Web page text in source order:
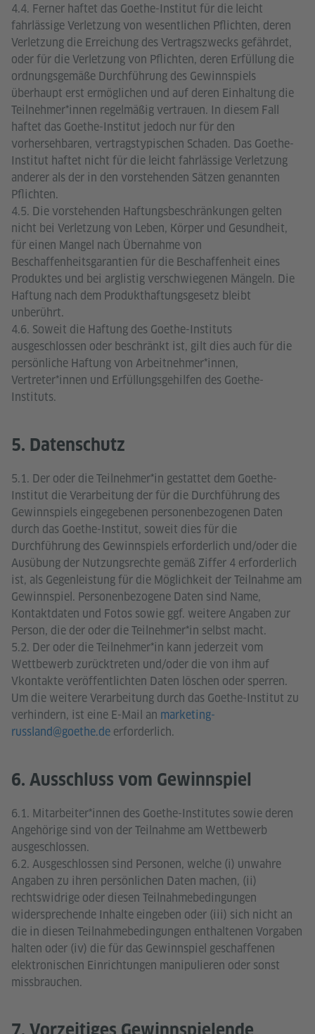
4.4. Ferner haftet das Goethe-Institut für die leicht
fahrlässige Verletzung von wesentlichen Pflichten, deren
Verletzung die Erreichung des Vertragszwecks gefährdet,
oder für die Verletzung von Pflichten, deren Erfüllung die
ordnungsgemäße Durchführung des Gewinnspiels
überhaupt erst ermöglichen und auf deren Einhaltung die
Teilnehmer*innen regelmäßig vertrauen. In diesem Fall
haftet das Goethe-Institut jedoch nur für den
vorhersehbaren, vertragstypischen Schaden. Das Goethe-
Institut haftet nicht für die leicht fahrlässige Verletzung
anderer als der in den vorstehenden Sätzen genannten
Pflichten.
4.5. Die vorstehenden Haftungsbeschränkungen gelten
nicht bei Verletzung von Leben, Körper und Gesundheit,
für einen Mangel nach Übernahme von
Beschaffenheitsgarantien für die Beschaffenheit eines
Produktes und bei arglistig verschwiegenen Mängeln. Die
Haftung nach dem Produkthaftungsgesetz bleibt
unberührt.
4.6. Soweit die Haftung des Goethe-Instituts
ausgeschlossen oder beschränkt ist, gilt dies auch für die
persönliche Haftung von Arbeitnehmer*innen,
Vertreter*innen und Erfüllungsgehilfen des Goethe-
Instituts.
5. Datenschutz
5.1. Der oder die Teilnehmer*in gestattet dem Goethe-
Institut die Verarbeitung der für die Durchführung des
Gewinnspiels eingegebenen personenbezogenen Daten
durch das Goethe-Institut, soweit dies für die
Durchführung des Gewinnspiels erforderlich und/oder die
Ausübung der Nutzungsrechte gemäß Ziffer 4 erforderlich
ist, als Gegenleistung für die Möglichkeit der Teilnahme am
Gewinnspiel. Personenbezogene Daten sind Name,
Kontaktdaten und Fotos sowie ggf. weitere Angaben zur
Person, die der oder die Teilnehmer*in selbst macht.
5.2. Der oder die Teilnehmer*in kann jederzeit vom
Wettbewerb zurücktreten und/oder die von ihm auf
Vkontakte veröffentlichten Daten löschen oder sperren.
Um die weitere Verarbeitung durch das Goethe-Institut zu
verhindern, ist eine E-Mail an marketing-
russland@goethe.de erforderlich.
6. Ausschluss vom Gewinnspiel
6.1. Mitarbeiter*innen des Goethe-Institutes sowie deren
Angehörige sind von der Teilnahme am Wettbewerb
ausgeschlossen.
6.2. Ausgeschlossen sind Personen, welche (i) unwahre
Angaben zu ihren persönlichen Daten machen, (ii)
rechtswidrige oder diesen Teilnahmebedingungen
widersprechende Inhalte eingeben oder (iii) sich nicht an
die in diesen Teilnahmebedingungen enthaltenen Vorgaben
halten oder (iv) die für das Gewinnspiel geschaffenen
elektronischen Einrichtungen manipulieren oder sonst
missbrauchen.